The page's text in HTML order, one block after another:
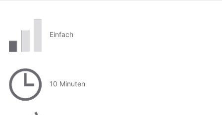
Einfach
10 Minuten